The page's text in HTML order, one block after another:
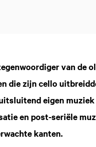
van de
die zijn cello
eigen
en post-seriële
kanten.